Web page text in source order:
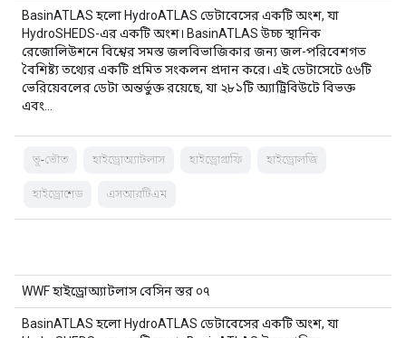
BasinATLAS হলো HydroATLAS ডেটাবেসের একটি অংশ, যা
HydroSHEDS-এর একটি অংশ। BasinATLAS উচ্চ স্থানিক
রেজোলিউশনে বিশ্বের সমস্ত জলবিভাজিকার জন্য জল-পরিবেশগত
বৈশিষ্ট্য তথ্যের একটি প্রমিত সংকলন প্রদান করে। এই ডেটাসেটে ৫৬টি
ভেরিয়েবলের ডেটা অন্তর্ভুক্ত রয়েছে, যা ২৮১টি অ্যাট্রিবিউটে বিভক্ত
এবং…
ভূ-ভৌত হাইড্রোঅ্যাটলাস হাইড্রোগ্রাফি হাইড্রোলজি
হাইড্রোশেড এসআরটিএম
WWF হাইড্রোঅ্যাটলাস বেসিন স্তর ০৭
BasinATLAS হলো HydroATLAS ডেটাবেসের একটি অংশ, যা